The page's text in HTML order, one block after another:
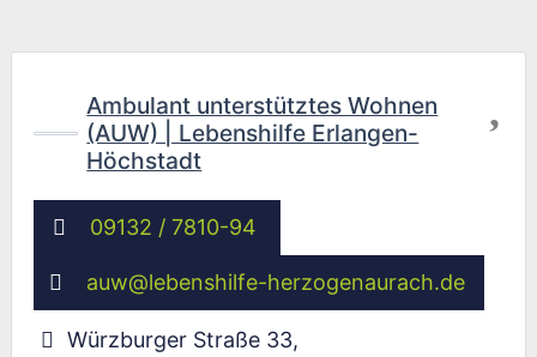
Ambulant unterstütztes Wohnen
(AUW) | Lebenshilfe Erlangen-
Höchstadt
09132 / 7810-94
auw@lebenshilfe-herzogenaurach.de
Würzburger Straße 33,